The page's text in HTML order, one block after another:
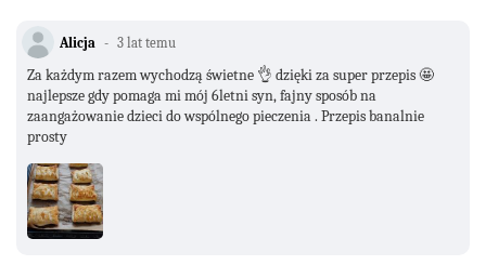
Alicja 3 lat temu
Za każdym razem wychodzą świetne 👌 dzięki za super przepis 🤩
najlepsze gdy pomaga mi mój 6letni syn, fajny sposób na
zaangażowanie dzieci do wspólnego pieczenia . Przepis banalnie
prosty